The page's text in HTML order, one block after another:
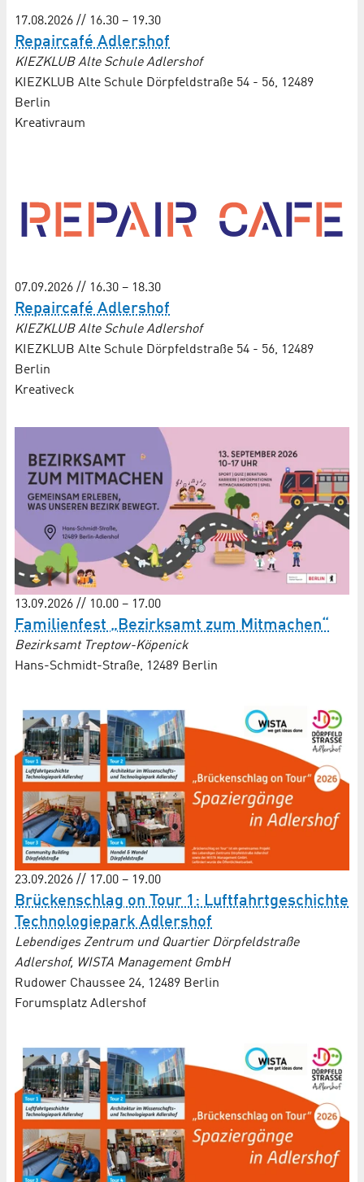
17.08.2026 // 16.30 – 19.30
Repaircafé Adlershof
KIEZKLUB Alte Schule Adlershof
KIEZKLUB Alte Schule Dörpfeldstraße 54 - 56, 12489
Berlin
Kreativraum
07.09.2026 // 16.30 – 18.30
Repaircafé Adlershof
KIEZKLUB Alte Schule Adlershof
KIEZKLUB Alte Schule Dörpfeldstraße 54 - 56, 12489
Berlin
Kreativeck
13.09.2026 // 10.00 – 17.00
Familienfest „Bezirksamt zum Mitmachen“
Bezirksamt Treptow-Köpenick
Hans-Schmidt-Straße, 12489 Berlin
23.09.2026 // 17.00 – 19.00
Brückenschlag on Tour 1: Luftfahrt­geschichte
Techno­logie­park Adlershof
Lebendiges Zentrum und Quartier Dörpfeldstraße
Adlershof, WISTA Management GmbH
Rudower Chaussee 24, 12489 Berlin
Forumsplatz Adlershof